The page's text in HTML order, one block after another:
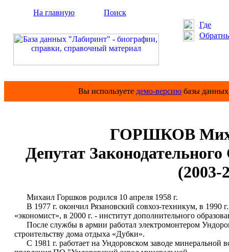
На главную
Поиск
Где
Вы используете демо-версию базы
ГОРШКОВ
Депутат
(2003-
Михаил Горшков родился 10 апреля 1958 г.
В 1977 г. окончил Рязановский совхоз-техникум, в 1990
«экономист», в 2000 г. - институт дополнительного
После службы в армии работал электромонтером
строительству дома отдыха «Дубки».
С 1981 г. работает на Ундоровском заводе минеральной